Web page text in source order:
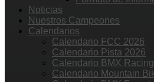
Noticias
Nuestros Campeones
Calendarios
Calendario FCC 2026
Calendario Pista 2026
Calendario BMX
Calendario Mountain